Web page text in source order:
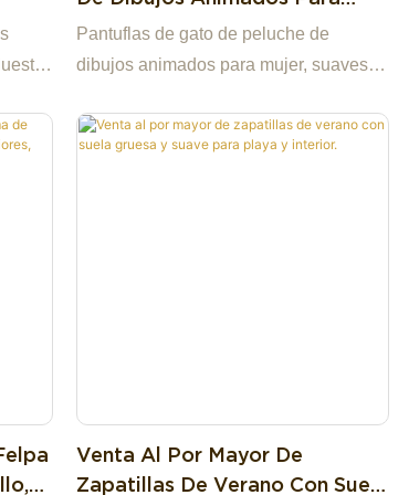
Mujer, Suaves Y Cálidas, Para El
Interior Del Dormitorio, Para
Pantuflas de gato de peluche de
dibujos animados para mujer, suaves y
para parejas, para el invierno
Venta Al Por Mayor De
Zapatillas De Verano Con Suela